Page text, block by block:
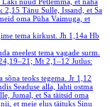
2,15 Tänu Sulle, Issand, et Sa
oma Püha Vaimuga, et
tema kirkust. Jh 1,14a Hb
meelest tema vagade surm.
Mt 2,1–12 Jutlus:
teoks tegema. Jr 1,12
Seaduse alla, lahti ostma
Jumal, et Sa täitsid oma
et meie elus täituks Sinu